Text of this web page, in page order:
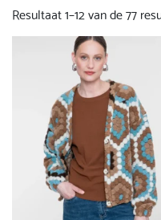
Resultaat 1–12 van de 77